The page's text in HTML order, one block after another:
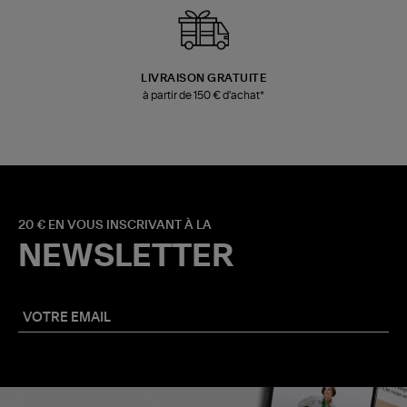
LIVRAISON GRATUITE
à partir de 150 € d'achat*
20 € EN VOUS INSCRIVANT À LA
NEWSLETTER